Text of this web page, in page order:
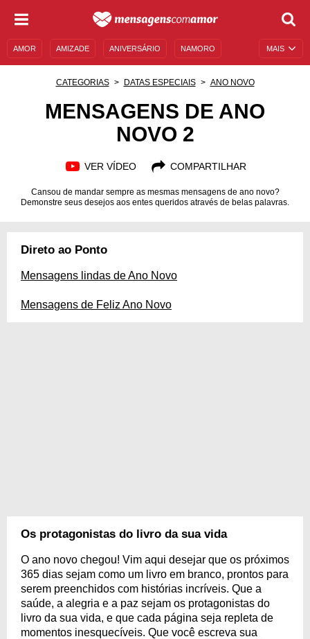
MAIS
AMOR AMIZADE ANIVERSÁRIO NAMORO
MENSAGENS DE ANIVERSÁRIO
CATEGORIAS DATAS ESPECIAIS ANO NOVO
MENSAGENS DE ANO
NOVO 2
VER VÍDEO COMPARTILHAR
Cansou de mandar sempre as mesmas mensagens de ano novo?
Demonstre seus desejos aos entes queridos através de belas palavras.
Direto ao Ponto
Mensagens lindas de Ano Novo
Mensagens de Feliz Ano Novo
Os protagonistas do livro da sua vida
O ano novo chegou! Vim aqui desejar que os próximos
365 dias sejam como um livro em branco, prontos para
serem preenchidos com histórias incríveis. Que a
saúde, a alegria e a paz sejam os protagonistas do
livro da sua vida, e que cada página seja repleta de
momentos inesquecíveis. Que você escreva sua